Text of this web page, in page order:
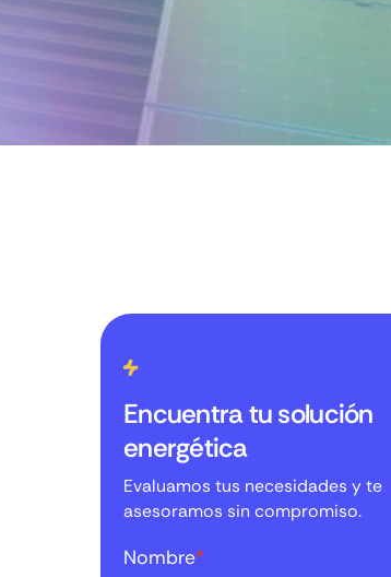
Encuentra tu solución
energética
Evaluamos tus necesidades y te
asesoramos sin compromiso.
Nombre*